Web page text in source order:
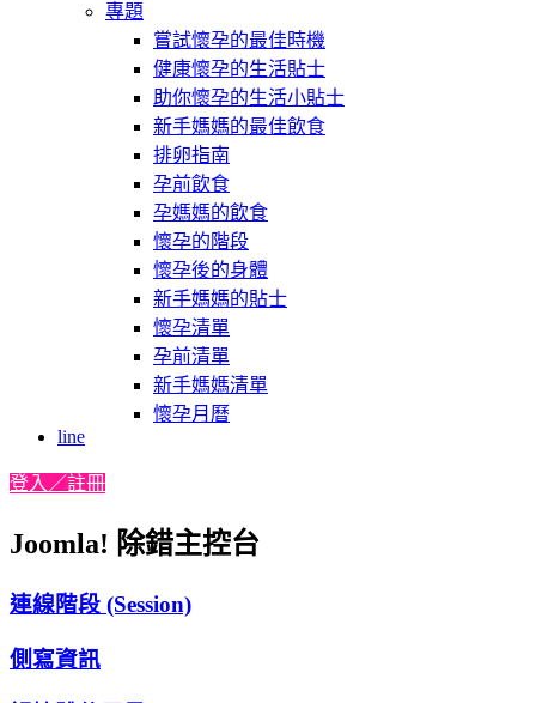
專題
嘗試懷孕的最佳時機
健康懷孕的生活貼士
助你懷孕的生活小貼士
新手媽媽的最佳飲食
排卵指南
孕前飲食
孕媽媽的飲食
懷孕的階段
懷孕後的身體
新手媽媽的貼士
懷孕清單
孕前清單
新手媽媽清單
懷孕月曆
line
登入／註冊
Joomla! 除錯主控台
連線階段 (Session)
側寫資訊